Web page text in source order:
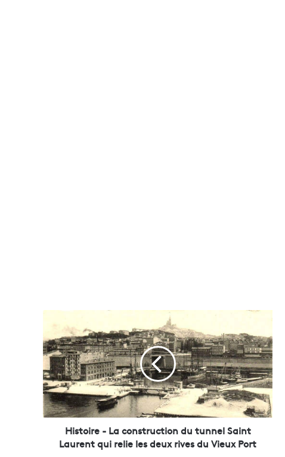
s
t
o
i
r
e
-
Histoire - La construction du tunnel Saint
Laurent qui relie les deux rives du Vieux Port